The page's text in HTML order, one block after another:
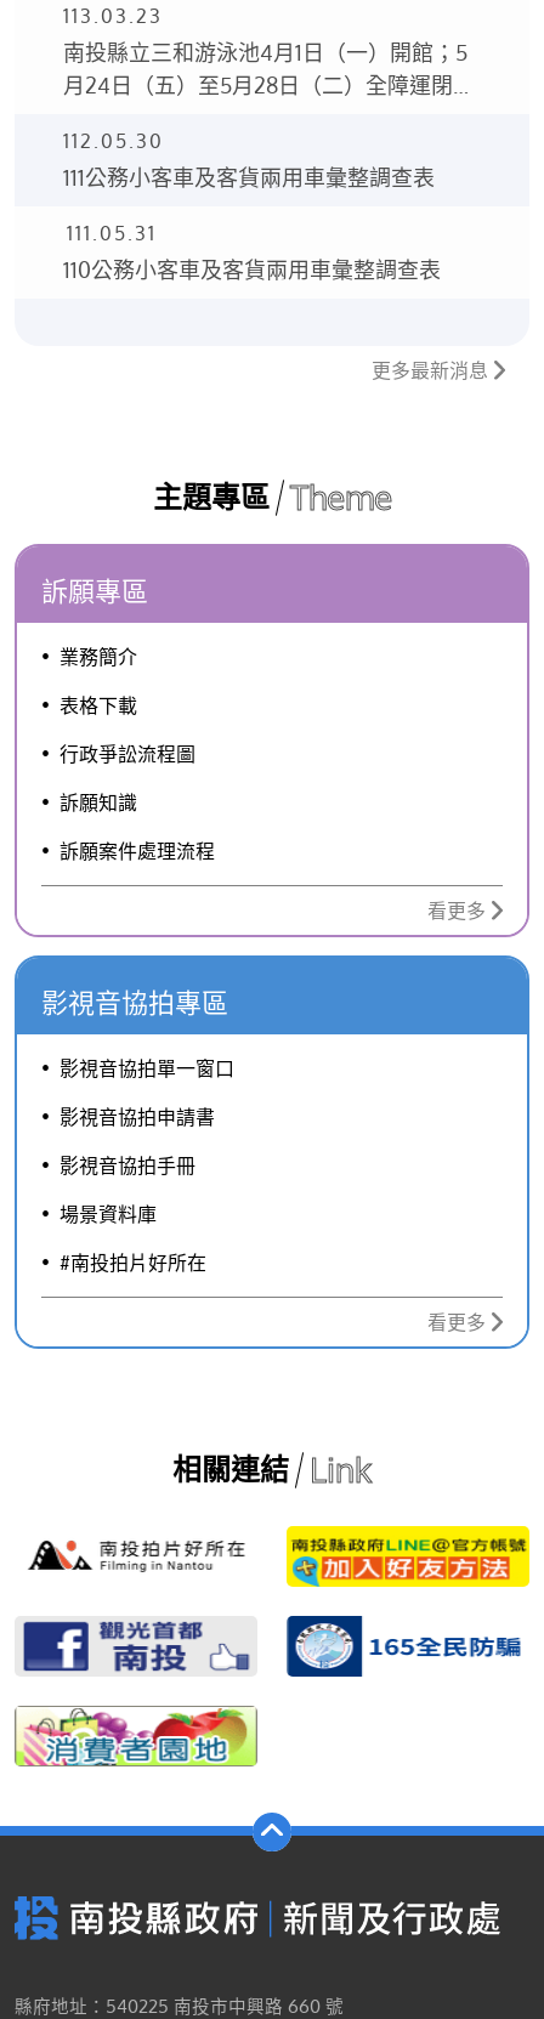
113.03.23
南投縣立三和游泳池4月1日（一）開館；5
月24日（五）至5月28日（二）全障運閉館
112.05.30
111公務小客車及客貨兩用車彙整調查表
111.05.31
110公務小客車及客貨兩用車彙整調查表
更多最新消息
主題專區 Theme
訴願專區
業務簡介
表格下載
行政爭訟流程圖
訴願知識
訴願案件處理流程
看更多
影視音協拍專區
影視音協拍單一窗口
影視音協拍申請書
影視音協拍手冊
場景資料庫
#南投拍片好所在
看更多
相關連結 Link
縣府地址：540225 南投市中興路 660 號